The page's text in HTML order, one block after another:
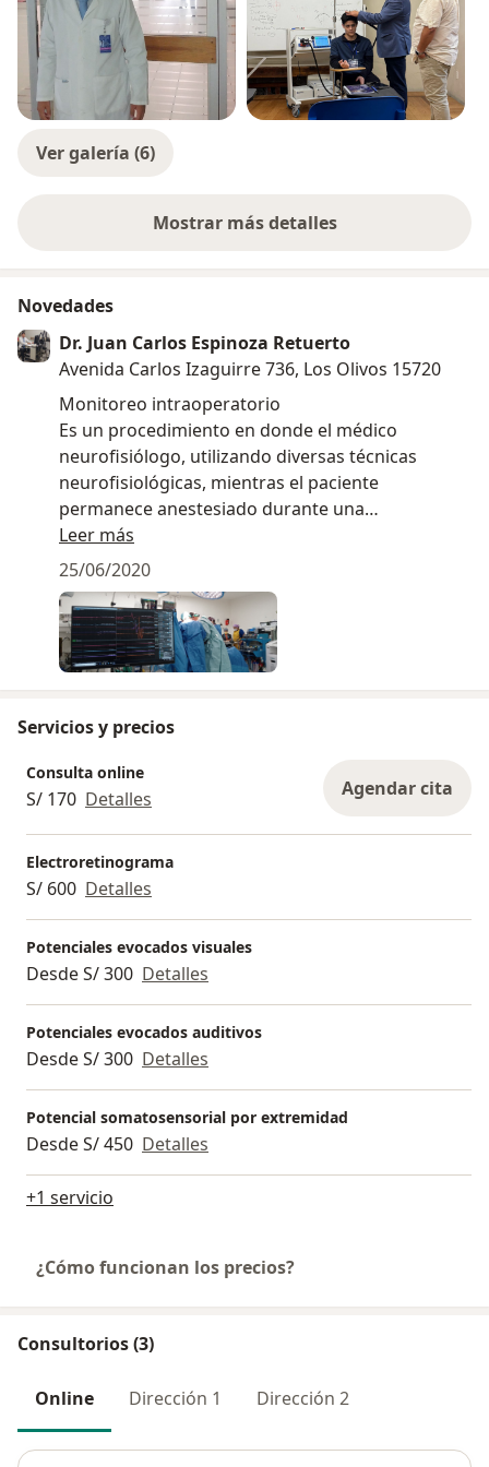
Autónoma de México (2025).He trabajado realizando
consultas ambulatorias y procedimientos
neurodiagnósticos en el Hospital Central FAP.
Actualmente me desempeño como médico neurólogo
y neurofisiólogo en la Clínica Javier Prado - Hospital
Nacional Alberto Sabogal. En la consulta, con la
experiencia y conocimiento logrado, en un ambiente
Ver galería (6)
Mostrar más detalles
sobre la experiencia
Novedades
Dr. Juan Carlos Espinoza Retuerto
Avenida Carlos Izaguirre 736, Los Olivos 15720
Monitoreo intraoperatorio
Es un procedimiento en donde el médico
neurofisiólogo, utilizando diversas técnicas
neurofisiológicas, mientras el paciente
permanece anestesiado durante una
intervención quirúrgica, vigila el sistema nervioso
con la finalidad de prevenir algún daño en el
nervio, en la médula espinal o cerebro.
Leer más
25/06/2020
Servicios y precios
Consulta online
S/ 170 Detalles Agendar cita
Electroretinograma
S/ 600 Detalles
Potenciales evocados visuales
Desde S/ 300 Detalles
Potenciales evocados auditivos
Desde S/ 300 Detalles
Potencial somatosensorial por extremidad
Desde S/ 450 Detalles
+1 servicio
¿Cómo funcionan los precios?
Consultorios (3)
Online Dirección 1 Dirección 2